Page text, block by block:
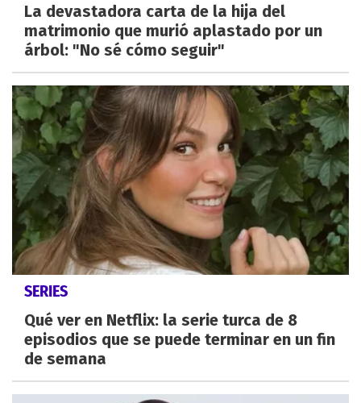
La devastadora carta de la hija del
matrimonio que murió aplastado por un
árbol: "No sé cómo seguir"
SERIES
Qué ver en Netflix: la serie turca de 8
episodios que se puede terminar en un fin
de semana